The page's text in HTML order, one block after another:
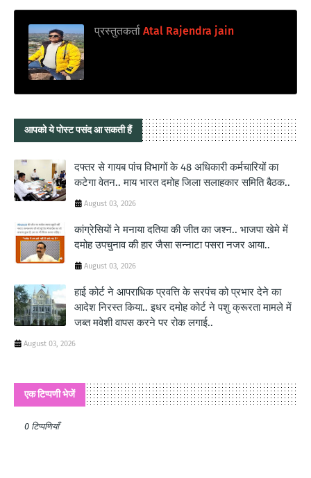
प्रस्तुतकर्ता Atal Rajendra jain
आपको ये पोस्ट पसंद आ सकती हैं
दफ्तर से गायब पांच विभागों के 48 अधिकारी कर्मचारियों का
कटेगा वेतन.. माय भारत दमोह जिला सलाहकार समिति बैठक..
August 03, 2026
कांग्रेसियों ने मनाया दतिया की जीत का जश्न.. भाजपा खेमे में
दमोह उपचुनाव की हार जैसा सन्नाटा पसरा नजर आया..
August 03, 2026
हाई कोर्ट ने आपराधिक प्रवत्ति के सरपंच को प्रभार देने का
आदेश निरस्त किया.. इधर दमोह कोर्ट ने पशु क्रूरता मामले में
जब्त मवेशी वापस करने पर रोक लगाई..
August 03, 2026
एक टिप्पणी भेजें
0 टिप्पणियाँ